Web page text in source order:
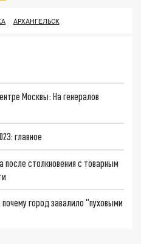
АРХАНГЕЛЬСК
Москвы: На генералов
главное
после столкновения с товарным
город завалило "пуховыми